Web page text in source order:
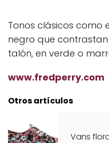
Tonos clásicos como
negro que
talón, en verde o
www.fredperry.com
Otros artículos
Vans